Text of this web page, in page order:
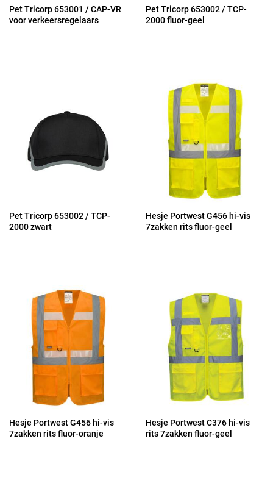
Pet Tricorp 653001 / CAP-VR
voor verkeersregelaars
Pet Tricorp 653002 / TCP-
2000 fluor-geel
Pet Tricorp 653002 / TCP-
2000 zwart
Hesje Portwest G456 hi-vis
7zakken rits fluor-geel
Hesje Portwest G456 hi-vis
7zakken rits fluor-oranje
Hesje Portwest C376 hi-vis
rits 7zakken fluor-geel